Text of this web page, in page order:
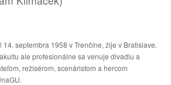
septembra 1958 v Trenčíne, žije v Bratislave.
ale profesionálne sa venuje divadlu a
režisérom, scenáristom a hercom